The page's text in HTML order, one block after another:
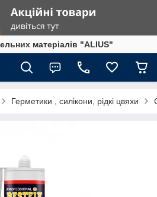
матеріалів "ALIUS"
Герметики , силікони, рідкі цвяхи